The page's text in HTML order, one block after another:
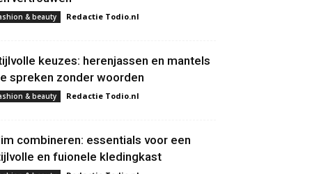
& beauty Redactie Todio.nl
keuzes: herenjassen en mantels
spreken zonder woorden
& beauty Redactie Todio.nl
combineren: essentials voor een
en fuionele kledingkast